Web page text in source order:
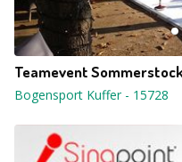
Teamevent
Bogensport Kuffer- 15728